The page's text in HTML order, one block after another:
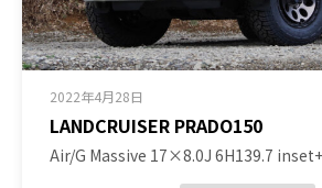
2022年4月28日
LANDCRUISER PRADO150
Air/G Massive 17×8.0J 6H139.7